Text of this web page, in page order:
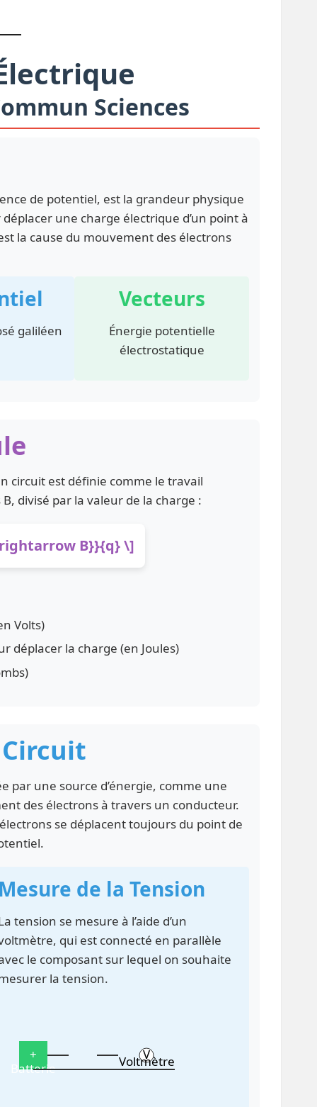
Sciences
de potentiel, est la grandeur physique
une charge électrique d’un point à
la cause du mouvement des électrons
galiléen
Vecteurs
Énergie potentielle
électrostatique
circuit est définie comme le travail
divisé par la valeur de la charge :
B}}{q} \]
Volts)
déplacer la charge (en Joules)
par une source d’énergie, comme une
des électrons à travers un conducteur.
se déplacent toujours du point de
de la Tension
tension se mesure à l’aide d’un
qui est connecté en parallèle
le composant sur lequel on souhaite
la tension.
+
Batterie
V
Voltmètre